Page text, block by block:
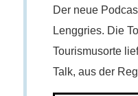
Der neue
Lenggries. Die
Tourismusorte
Talk, aus der